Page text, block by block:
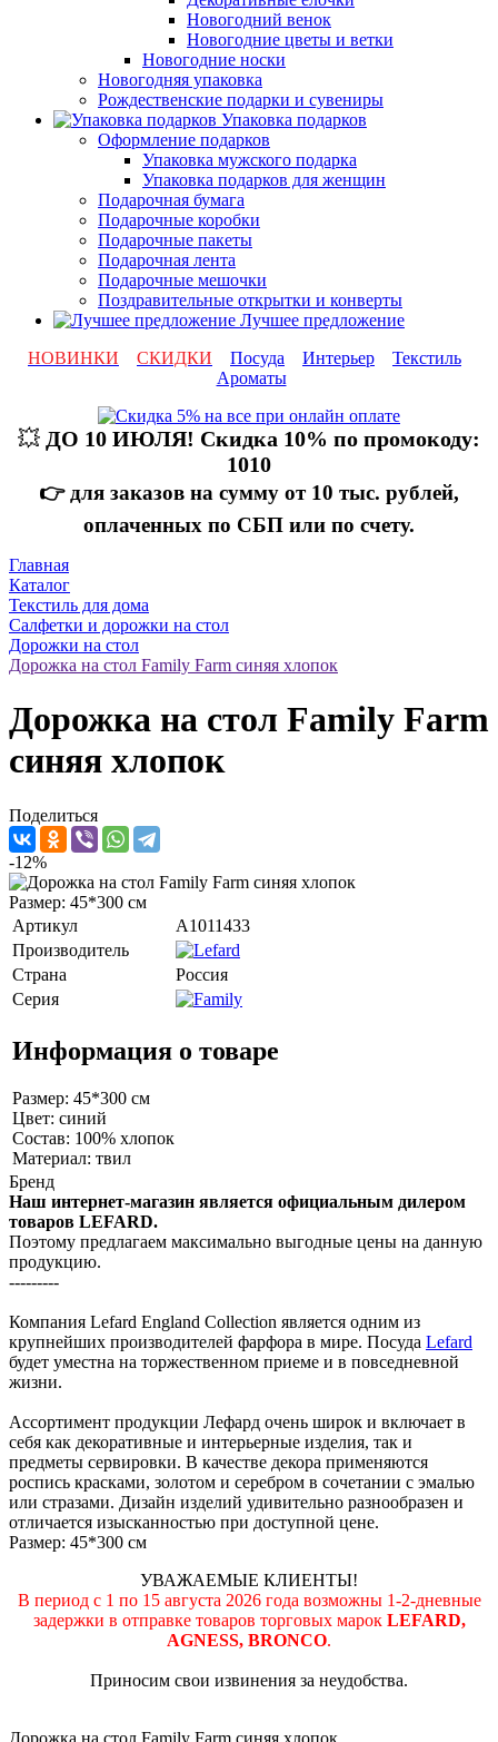
Новогодний венок
Новогодние цветы и ветки
Новогодние носки
Новогодняя упаковка
Рождественские подарки и сувениры
Упаковка подарков
Оформление подарков
Упаковка мужского подарка
Упаковка подарков для женщин
Подарочная бумага
Подарочные коробки
Подарочные пакеты
Подарочная лента
Подарочные мешочки
Поздравительные открытки и конверты
Лучшее предложение
НОВИНКИ
СКИДКИ Посуда Интерьер
Текстиль
Ароматы
💥 ДО 10 ИЮЛЯ! Скидка 10% по промокоду:
1010
👉 для заказов на сумму от 10 тыс. рублей,
оплаченных по СБП или по счету.
Главная
Каталог
Текстиль для дома
Салфетки и дорожки на стол
Дорожки на стол
Дорожка на стол Family Farm синяя хлопок
Дорожка на стол Family Farm
синяя хлопок
Поделиться
-12%
Размер: 45*300 см
Артикул
A1011433
Производитель
Страна
Россия
Серия
Информация о товаре
Размер: 45*300 см
Цвет: синий
Состав: 100% хлопок
Материал: твил
Бренд
Наш интернет-магазин является официальным дилером
товаров LEFARD.
Поэтому предлагаем максимально выгодные цены на данную
продукцию.
---------
Компания Lefard England Collection является одним из
крупнейших производителей фарфора в мире. Посуда Lefard
будет уместна на торжественном приеме и в повседневной
жизни.
Ассортимент продукции Лефард очень широк и включает в
себя как декоративные и интерьерные изделия, так и
предметы сервировки. В качестве декора применяются
роспись красками, золотом и серебром в сочетании с эмалью
или стразами. Дизайн изделий удивительно разнообразен и
отличается изысканностью при доступной цене.
Размер: 45*300 см
УВАЖАЕМЫЕ КЛИЕНТЫ!
В период с 1 по 15 августа 2026 года возможны 1-2-дневные
задержки в отправке товаров торговых марок LEFARD,
AGNESS, BRONCO.
Приносим свои извинения за неудобства.
Дорожка на стол Family Farm синяя хлопок